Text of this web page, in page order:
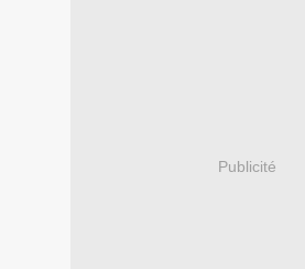
Publicité